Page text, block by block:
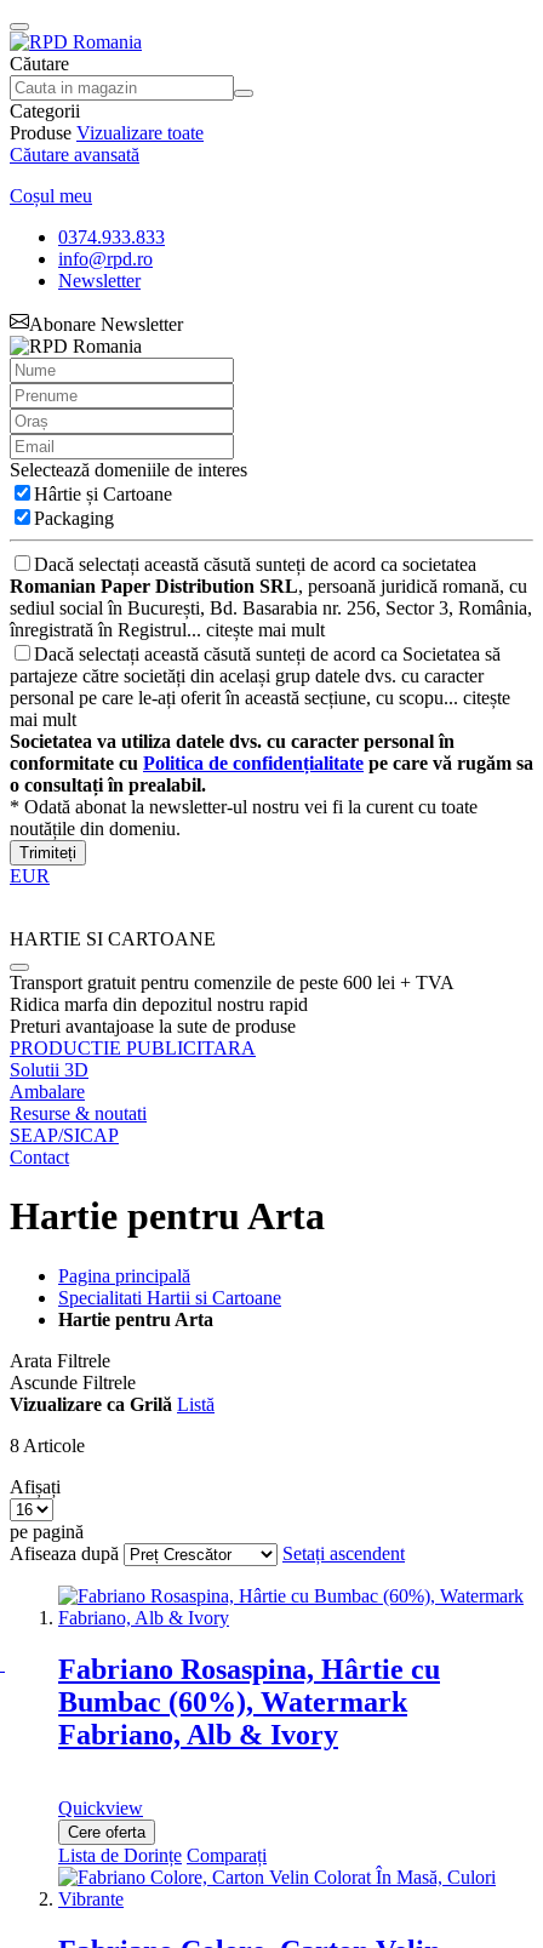
Căutare
Categorii
Produse Vizualizare toate
Căutare avansată
Coșul meu
0374.933.833
info@rpd.ro
Newsletter
Abonare Newsletter
Selectează domeniile de interes
Hârtie și Cartoane
Packaging
Dacă selectați această căsută sunteți de acord ca societatea
Romanian Paper Distribution SRL, persoană juridică romană, cu
sediul social în București, Bd. Basarabia nr. 256, Sector 3, România,
înregistrată în Registrul... citește mai mult
Dacă selectați această căsută sunteți de acord ca Societatea să
partajeze către societăți din același grup datele dvs. cu caracter
personal pe care le-ați oferit în această secțiune, cu scopu... citește
mai mult
Societatea va utiliza datele dvs. cu caracter personal în
conformitate cu Politica de confidențialitate pe care vă rugăm sa
o consultați în prealabil.
* Odată abonat la newsletter-ul nostru vei fi la curent cu toate
noutățile din domeniu.
Trimiteți
EUR
HARTIE SI CARTOANE
Transport gratuit pentru comenzile de peste 600 lei + TVA
Ridica marfa din depozitul nostru rapid
Preturi avantajoase la sute de produse
PRODUCTIE PUBLICITARA
Solutii 3D
Ambalare
Resurse & noutati
SEAP/SICAP
Contact
Hartie pentru Arta
Pagina principală
Specialitati Hartii si Cartoane
Hartie pentru Arta
Arata Filtrele
Ascunde Filtrele
Vizualizare ca Grilă Listă
8 Articole
Afișați
pe pagină
Afiseaza după
Setați ascendent
Fabriano Rosaspina, Hârtie cu
Bumbac (60%), Watermark
Fabriano, Alb & Ivory
Quickview
Cere oferta
Lista de Dorințe Comparați